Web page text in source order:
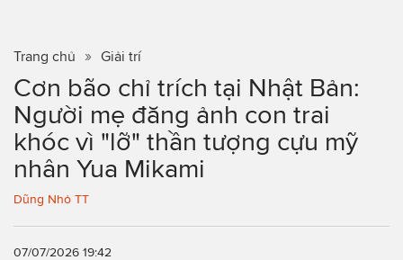
Trang chủ Giải trí
Cơn bão chỉ trích tại Nhật Bản:
Người mẹ đăng ảnh con trai
khóc vì "lỡ" thần tượng cựu mỹ
nhân Yua Mikami
Dũng Nhỏ TT
07/07/2026 19:42